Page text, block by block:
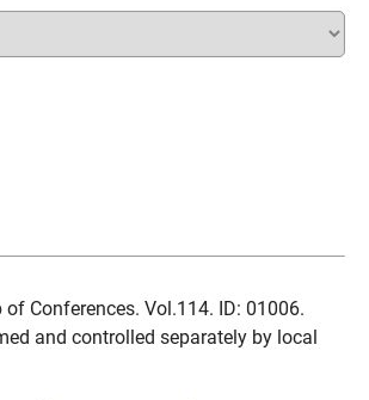
Conferences. Vol.114. ID: 01006.
and controlled separately by local